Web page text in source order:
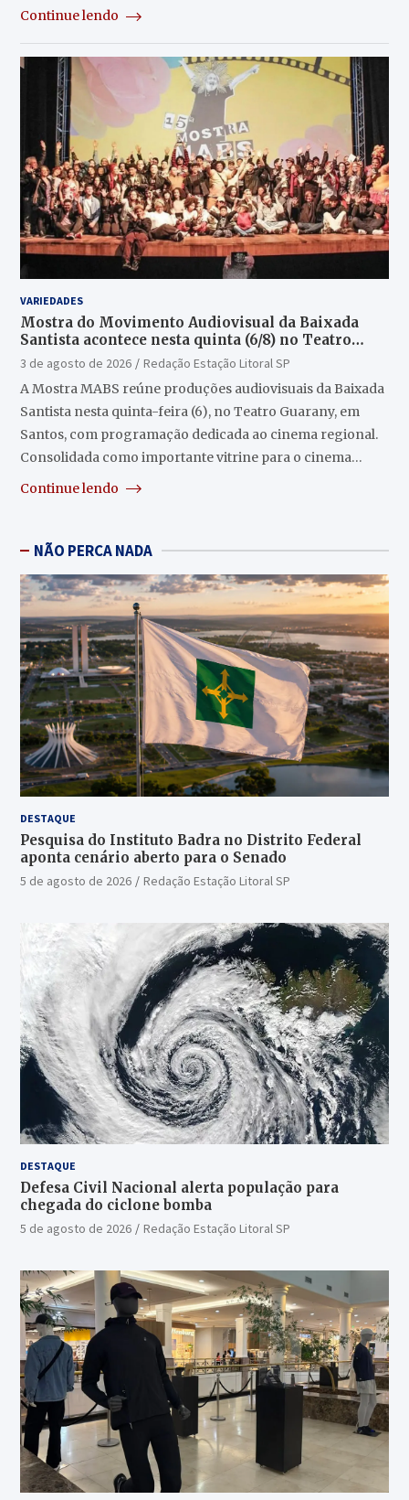
Continue lendo
VARIEDADES
Mostra do Movimento Audiovisual da Baixada
Santista acontece nesta quinta (6/8) no Teatro
Guarany
3 de agosto de 2026
Redação Estação Litoral SP
A Mostra MABS reúne produções audiovisuais da Baixada
Santista nesta quinta-feira (6), no Teatro Guarany, em
Santos, com programação dedicada ao cinema regional.
Consolidada como importante vitrine para o cinema…
Continue lendo
NÃO PERCA NADA
DESTAQUE
Pesquisa do Instituto Badra no Distrito Federal
aponta cenário aberto para o Senado
5 de agosto de 2026 Redação Estação Litoral SP
DESTAQUE
Defesa Civil Nacional alerta população para
chegada do ciclone bomba
5 de agosto de 2026 Redação Estação Litoral SP